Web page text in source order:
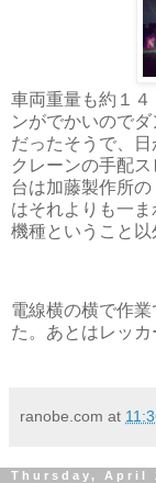
車両重量も約１
ンがでかいので
だったそうで、日
クレーンの手配
台は加藤製作所
はそれよりも一
機種ということ以
電線横の横で作
た。あとはレッカ
ranobe.com at
Thursday, April